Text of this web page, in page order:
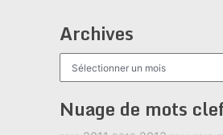
Archives
Nuage de mots